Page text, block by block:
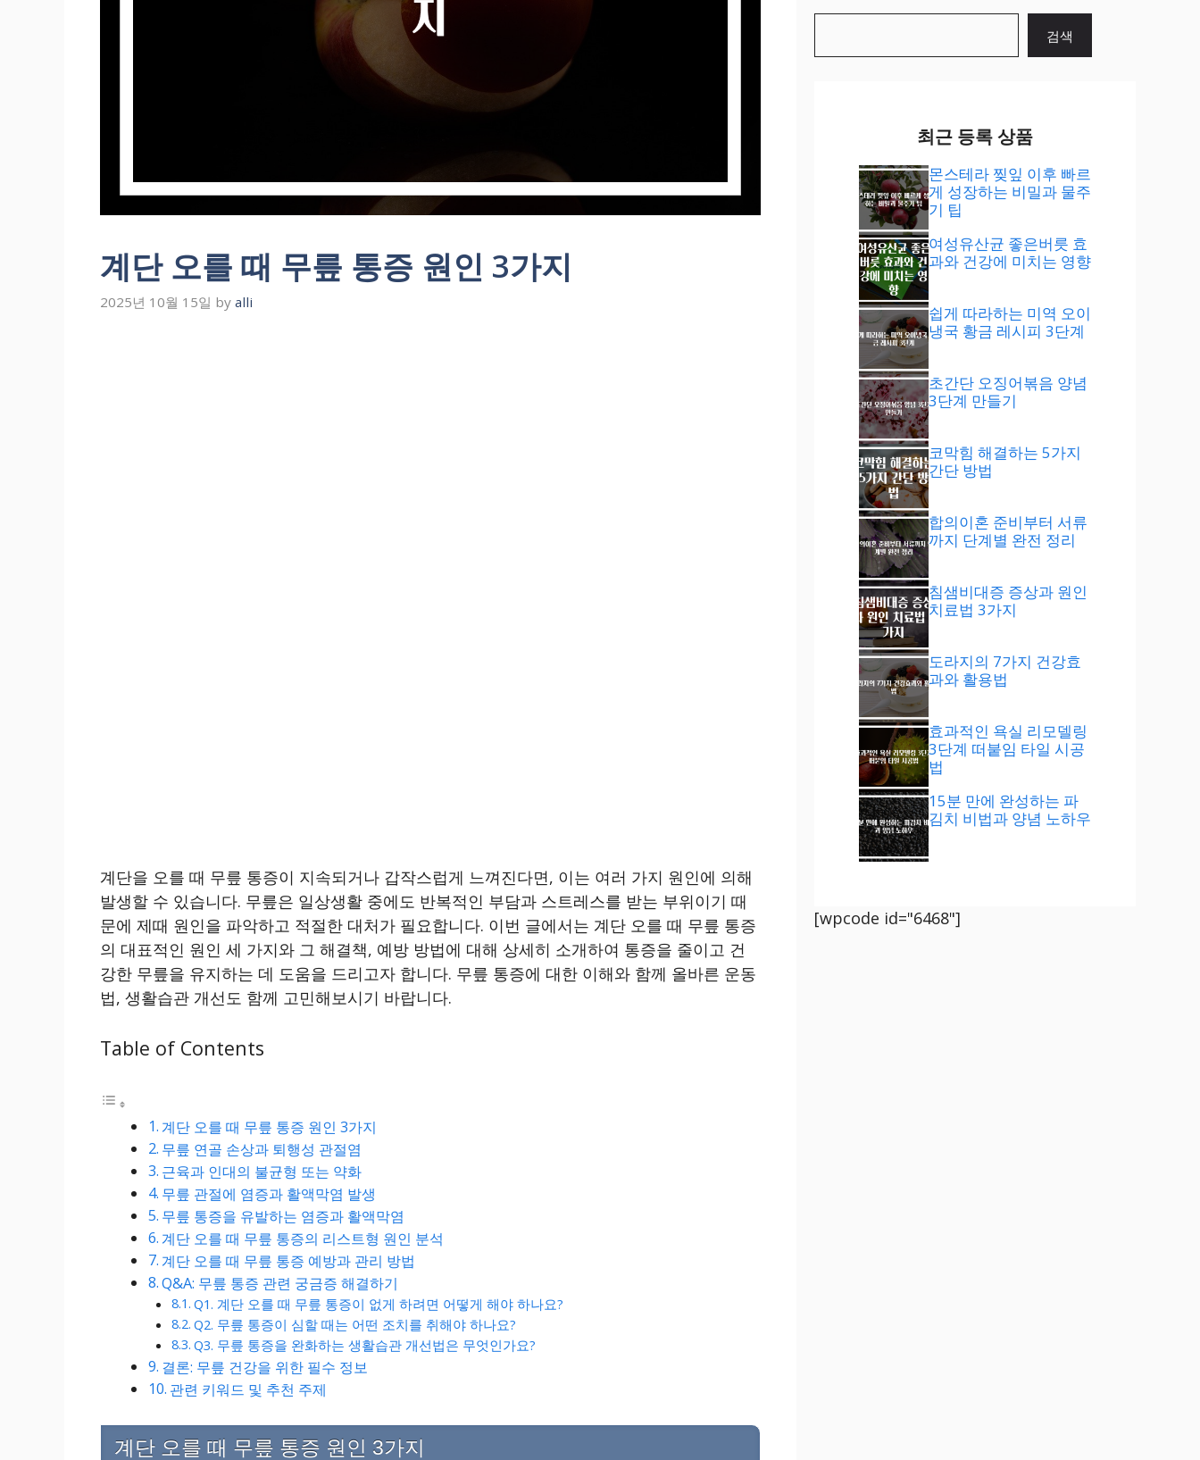
계단 오를 때 무릎 통증 원인 3가지
2025년 10월 15일 by alli
계단을 오를 때 무릎 통증이 지속되거나 갑작스럽게 느껴진다면, 이는 여러 가지 원인에 의해
발생할 수 있습니다. 무릎은 일상생활 중에도 반복적인 부담과 스트레스를 받는 부위이기 때
문에 제때 원인을 파악하고 적절한 대처가 필요합니다. 이번 글에서는 계단 오를 때 무릎 통증
의 대표적인 원인 세 가지와 그 해결책, 예방 방법에 대해 상세히 소개하여 통증을 줄이고 건
강한 무릎을 유지하는 데 도움을 드리고자 합니다. 무릎 통증에 대한 이해와 함께 올바른 운동
법, 생활습관 개선도 함께 고민해보시기 바랍니다.
Table of Contents
계단 오를 때 무릎 통증 원인 3가지
무릎 연골 손상과 퇴행성 관절염
근육과 인대의 불균형 또는 약화
무릎 관절에 염증과 활액막염 발생
무릎 통증을 유발하는 염증과 활액막염
계단 오를 때 무릎 통증의 리스트형 원인 분석
계단 오를 때 무릎 통증 예방과 관리 방법
Q&A: 무릎 통증 관련 궁금증 해결하기
Q1. 계단 오를 때 무릎 통증이 없게 하려면 어떻게 해야 하나요?
Q2. 무릎 통증이 심할 때는 어떤 조치를 취해야 하나요?
Q3. 무릎 통증을 완화하는 생활습관 개선법은 무엇인가요?
결론: 무릎 건강을 위한 필수 정보
관련 키워드 및 추천 주제
계단 오를 때 무릎 통증 원인 3가지
검색
최근 등록 상품
몬스테라 찢잎 이후 빠르
게 성장하는 비밀과 물주
기 팁
여성유산균 좋은버릇 효
과와 건강에 미치는 영향
쉽게 따라하는 미역 오이
냉국 황금 레시피 3단계
초간단 오징어볶음 양념
3단계 만들기
코막힘 해결하는 5가지
간단 방법
합의이혼 준비부터 서류
까지 단계별 완전 정리
침샘비대증 증상과 원인
치료법 3가지
도라지의 7가지 건강효
과와 활용법
효과적인 욕실 리모델링
3단계 떠붙임 타일 시공
법
15분 만에 완성하는 파
김치 비법과 양념 노하우
[wpcode id="6468"]